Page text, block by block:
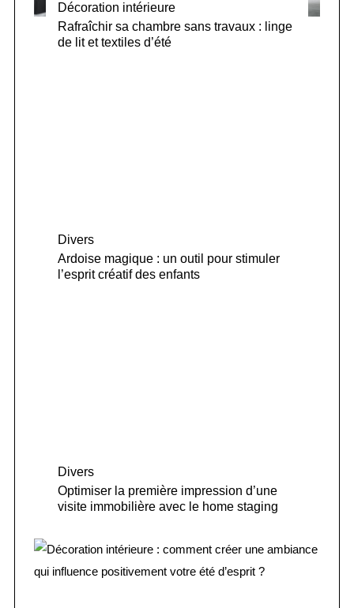
Décoration intérieure
Rafraîchir sa chambre sans travaux : linge
de lit et textiles d’été
Divers
Ardoise magique : un outil pour stimuler
l’esprit créatif des enfants
Divers
Optimiser la première impression d’une
visite immobilière avec le home staging